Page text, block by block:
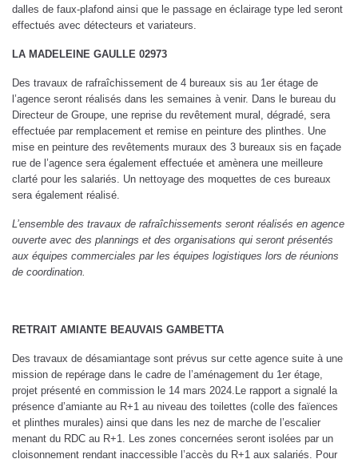
dalles de faux-plafond ainsi que le passage en éclairage type led seront
effectués avec détecteurs et variateurs.
LA MADELEINE GAULLE 02973
Des travaux de rafraîchissement de 4 bureaux sis au 1er étage de
l’agence seront réalisés dans les semaines à venir. Dans le bureau du
Directeur de Groupe, une reprise du revêtement mural, dégradé, sera
effectuée par remplacement et remise en peinture des plinthes. Une
mise en peinture des revêtements muraux des 3 bureaux sis en façade
rue de l’agence sera également effectuée et amènera une meilleure
clarté pour les salariés. Un nettoyage des moquettes de ces bureaux
sera également réalisé.
L’ensemble des travaux de rafraîchissements seront réalisés en agence
ouverte avec des plannings et des organisations qui seront présentés
aux équipes commerciales par les équipes logistiques lors de réunions
de coordination.
RETRAIT AMIANTE BEAUVAIS GAMBETTA
Des travaux de désamiantage sont prévus sur cette agence suite à une
mission de repérage dans le cadre de l’aménagement du 1er étage,
projet présenté en commission le 14 mars 2024.Le rapport a signalé la
présence d’amiante au R+1 au niveau des toilettes (colle des faïences
et plinthes murales) ainsi que dans les nez de marche de l’escalier
menant du RDC au R+1. Les zones concernées seront isolées par un
cloisonnement rendant inaccessible l’accès du R+1 aux salariés. Pour